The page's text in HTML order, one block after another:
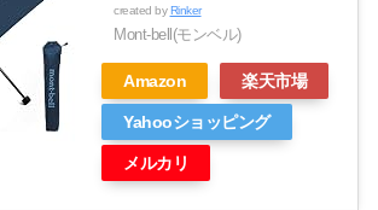
created byRinker
Mont-bell(モンベル)
Amazon 楽天市場
Yahooショッピング
メルカリ